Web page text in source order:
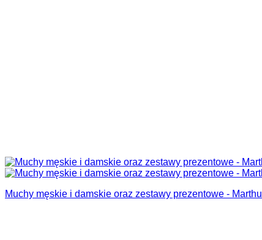
Muchy męskie i damskie oraz zestawy prezentowe - Marthu